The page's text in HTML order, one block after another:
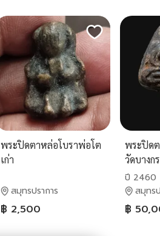
พระปิดตาหล่อโบราพ่อโต
เก่า
สมุทรปราการ
฿ 2,500
พระปิด
วัดบางก
สมุทรปร
ปี 2460
สมุทร
฿